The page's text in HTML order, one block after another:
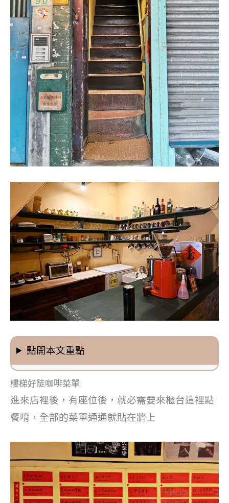
點開本文重點
樓梯好陡咖啡菜單
進來店裡後，有座位後，就必需要來櫃台這裡點
餐唷，全部的菜單通通就貼在牆上